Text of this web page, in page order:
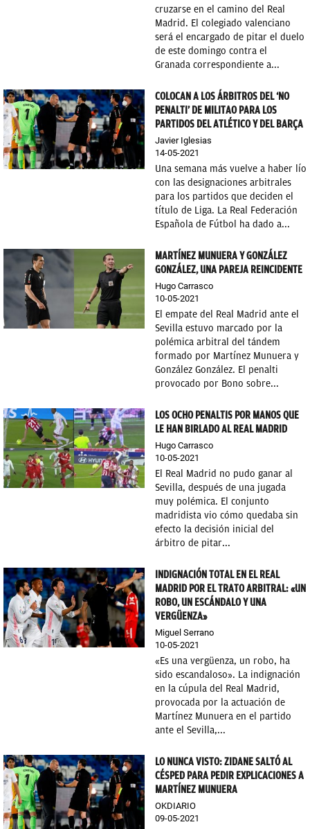
cruzarse en el camino del Real
Madrid. El colegiado valenciano
será el encargado de pitar el duelo
de este domingo contra el
Granada correspondiente a...
COLOCAN A LOS ÁRBITROS DEL ‘NO
PENALTI’ DE MILITAO PARA LOS
PARTIDOS DEL ATLÉTICO Y DEL BARÇA
Javier Iglesias
14-05-2021
Una semana más vuelve a haber lío
con las designaciones arbitrales
para los partidos que deciden el
título de Liga. La Real Federación
Española de Fútbol ha dado a...
MARTÍNEZ MUNUERA Y GONZÁLEZ
GONZÁLEZ, UNA PAREJA REINCIDENTE
Hugo Carrasco
10-05-2021
El empate del Real Madrid ante el
Sevilla estuvo marcado por la
polémica arbitral del tándem
formado por Martínez Munuera y
González González. El penalti
provocado por Bono sobre...
LOS OCHO PENALTIS POR MANOS QUE
LE HAN BIRLADO AL REAL MADRID
Hugo Carrasco
10-05-2021
El Real Madrid no pudo ganar al
Sevilla, después de una jugada
muy polémica. El conjunto
madridista vio cómo quedaba sin
efecto la decisión inicial del
árbitro de pitar...
INDIGNACIÓN TOTAL EN EL REAL
MADRID POR EL TRATO ARBITRAL: «UN
ROBO, UN ESCÁNDALO Y UNA
VERGÜENZA»
Miguel Serrano
10-05-2021
«Es una vergüenza, un robo, ha
sido escandaloso». La indignación
en la cúpula del Real Madrid,
provocada por la actuación de
Martínez Munuera en el partido
ante el Sevilla,...
LO NUNCA VISTO: ZIDANE SALTÓ AL
CÉSPED PARA PEDIR EXPLICACIONES A
MARTÍNEZ MUNUERA
OKDIARIO
09-05-2021